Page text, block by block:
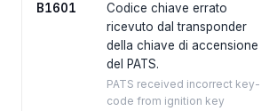
B1601
Codice chiave errato
ricevuto dal transponder
della chiave di accensione
del PATS.
PATS received incorrect key-
code from ignition key